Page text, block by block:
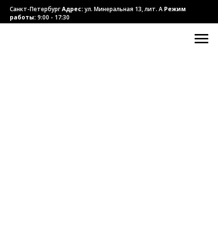
Санкт-ПетербургАдрес:ул. Минеральная 13, лит. А Режим
работы: 9:00 - 17:30